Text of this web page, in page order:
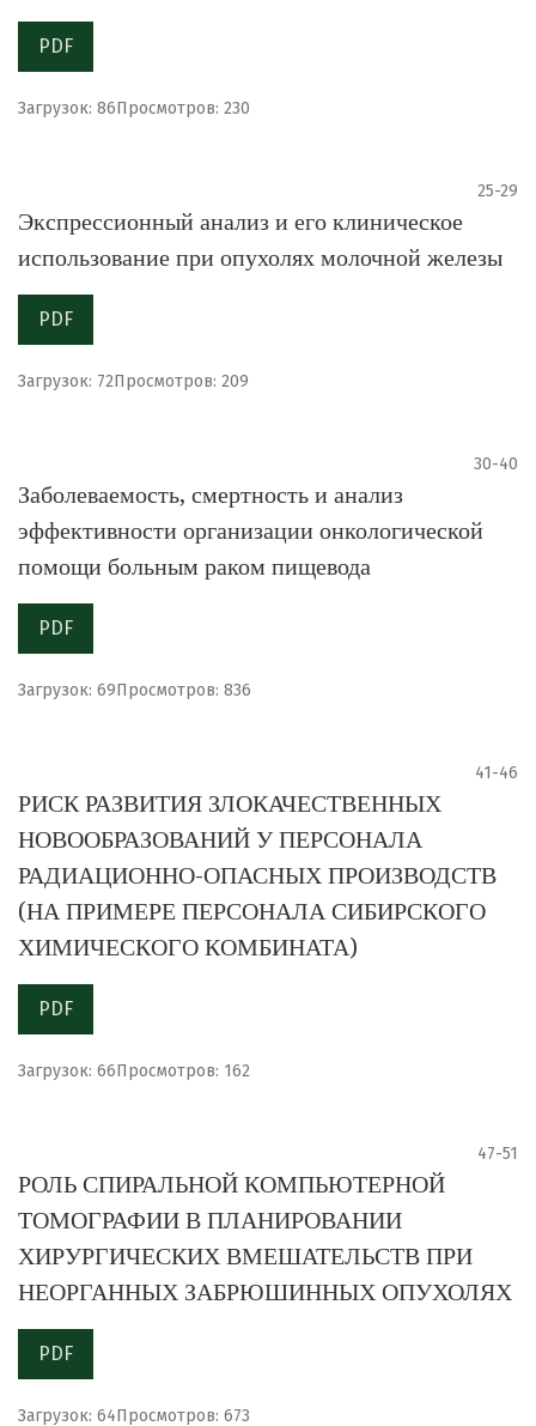
PDF
Загрузок: 86Просмотров: 230
25-29
Экспрессионный анализ и его клиническое
использование при опухолях молочной железы
PDF
Загрузок: 72Просмотров: 209
30-40
Заболеваемость, смертность и анализ
эффективности организации онкологической
помощи больным раком пищевода
PDF
Загрузок: 69Просмотров: 836
41-46
РИСК РАЗВИТИЯ ЗЛОКАЧЕСТВЕННЫХ
НОВООБРАЗОВАНИЙ У ПЕРСОНАЛА
РАДИАЦИОННО-ОПАСНЫХ ПРОИЗВОДСТВ
(НА ПРИМЕРЕ ПЕРСОНАЛА СИБИРСКОГО
ХИМИЧЕСКОГО КОМБИНАТА)
PDF
Загрузок: 66Просмотров: 162
47-51
РОЛЬ СПИРАЛЬНОЙ КОМПЬЮТЕРНОЙ
ТОМОГРАФИИ В ПЛАНИРОВАНИИ
ХИРУРГИЧЕСКИХ ВМЕШАТЕЛЬСТВ ПРИ
НЕОРГАННЫХ ЗАБРЮШИННЫХ ОПУХОЛЯХ
PDF
Загрузок: 64Просмотров: 673